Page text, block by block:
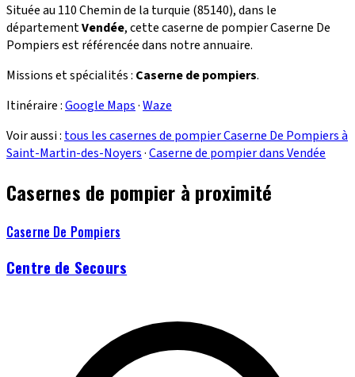
Située au 110 Chemin de la turquie (85140), dans le
départementVendée, cette caserne de pompier Caserne De
Pompiers est référencée dans notre annuaire.
Missions et spécialités : Caserne de pompiers.
Itinéraire :Google Maps·Waze
Voir aussi : tous les casernes de pompier Caserne De Pompiers à
Saint-Martin-des-Noyers·Caserne de pompier dans Vendée
Casernes de pompier à proximité
Caserne De Pompiers
Centre de Secours